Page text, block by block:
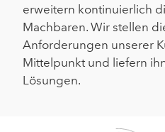
erweitern kontinuierlich
Machbaren. Wir stellen
Anforderungen unserer
Mittelpunkt und liefern
Lösungen.